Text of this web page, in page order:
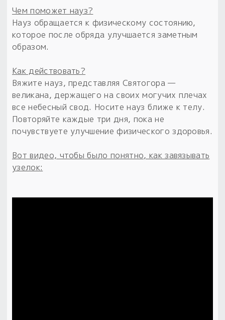
Чем поможет науз?
Науз обращается к физическому состоянию,
которое после обряда улучшается заметным
образом.
Как действовать?
Вяжите науз, представляя Святогора —
великана, держащего на своих могучих плечах
все небесный свод. Носите науз ближе к телу.
Повторяйте каждые три дня, пока не
почувствуете улучшение физического здоровья.
Вот видео, чтобы было понятно, как завязывать
узелок: